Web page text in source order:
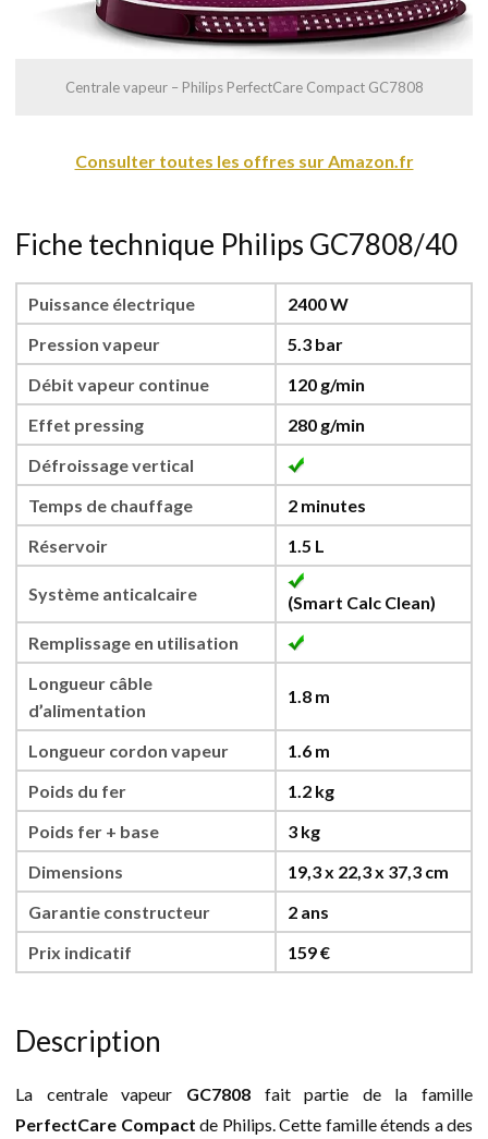
Centrale vapeur – Philips PerfectCare Compact GC7808
Consulter toutes les offres sur Amazon.fr
Fiche technique Philips GC7808/40
Puissance électrique
2400 W
Pression vapeur
5.3 bar
Débit vapeur continue
120 g/min
Effet pressing
280 g/min
Défroissage vertical
Temps de chauffage
2 minutes
Réservoir
1.5 L
Système anticalcaire (Smart Calc Clean)
Remplissage en utilisation
Longueur câble
d’alimentation
1.8 m
Longueur cordon vapeur
1.6 m
Poids du fer
1.2 kg
Poids fer + base
3 kg
Dimensions
19,3 x 22,3 x 37,3 cm
Garantie constructeur
2 ans
Prix indicatif
159 €
Description
La centrale vapeur GC7808fait partie de la famille
PerfectCare Compact de Philips. Cette famille étends a des